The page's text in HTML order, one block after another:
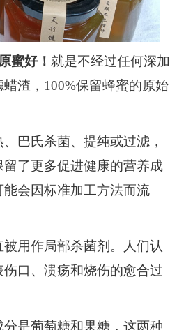
蜜好！ 就是不经过任何深加
渣，100%保留蜂蜜的原始
氏杀菌、提纯或过滤，
了更多促进健康的营养成
会因标准加工方法而流
用作局部杀菌剂。人们认
口、溃疡和烧伤的愈合过
是葡萄糖和果糖，这两种